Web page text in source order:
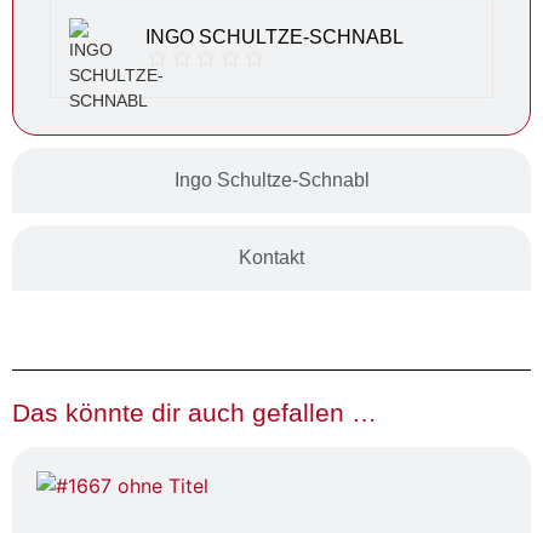
Ingo Schultze-Schnabl
Kontakt
INGO SCHULTZE-SCHNABL
Das könnte dir auch gefallen …